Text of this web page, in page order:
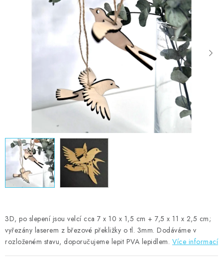
FOTORECENZE
Kontakty Moje objednávka
Oblíbené ♥️
Hodnocení obchodu
Obchodní podmínky
Podmínky ochrany osobních údajů
Ověřování recenzí
Jak nakupovat
3D, po slepení jsou velcí cca 7 x 10 x 1,5 cm + 7,5 x 11 x 2,5 cm;
vyřezány laserem z březové překližky o tl. 3mm. Dodáváme v
rozloženém stavu, doporučujeme lepit PVA lepidlem. Více informací